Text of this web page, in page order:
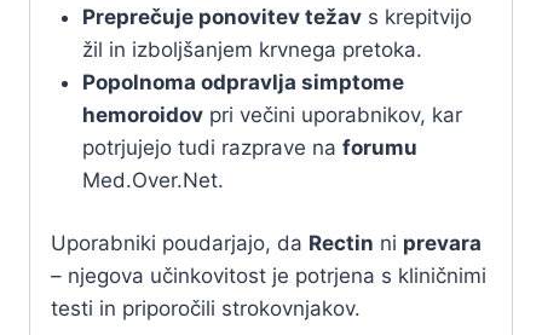
Preprečuje ponovitev težavs krepitvijo
žil in izboljšanjem krvnega pretoka.
Popolnoma odpravlja simptome
hemoroidovpri večini uporabnikov, kar
potrjujejo tudi razprave na forumu
Med.Over.Net.
Uporabniki poudarjajo, da Rectin ni prevara
– njegova učinkovitost je potrjena s kliničnimi
testi in priporočili strokovnjakov.